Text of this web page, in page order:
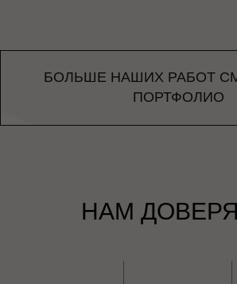
БОЛЬШЕ НАШИХ РАБОТ
ПОРТФОЛИО
НАМ